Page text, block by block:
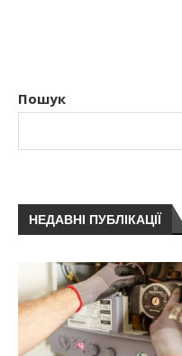
Пошук
НЕДАВНІ ПУБЛІКАЦІЇ